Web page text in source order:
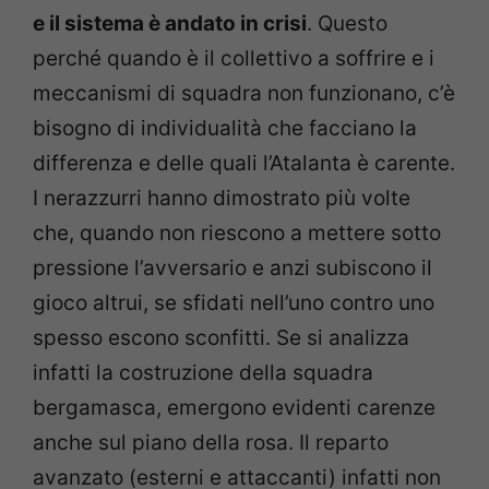
e il sistema è andato in crisi. Questo
perché quando è il collettivo a soffrire e i
meccanismi di squadra non funzionano, c’è
bisogno di individualità che facciano la
differenza e delle quali l’Atalanta è carente.
I nerazzurri hanno dimostrato più volte
che, quando non riescono a mettere sotto
pressione l’avversario e anzi subiscono il
gioco altrui, se sfidati nell’uno contro uno
spesso escono sconfitti. Se si analizza
infatti la costruzione della squadra
bergamasca, emergono evidenti carenze
anche sul piano della rosa. Il reparto
avanzato (esterni e attaccanti) infatti non